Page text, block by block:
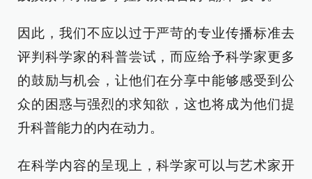
因此，我们不应以过于严苛的专业传播标准去
评判科学家的科普尝试，而应给予科学家更多
的鼓励与机会，让他们在分享中能够感受到公
众的困惑与强烈的求知欲，这也将成为他们提
升科普能力的内在动力。
在科学内容的呈现上，科学家可以与艺术家开